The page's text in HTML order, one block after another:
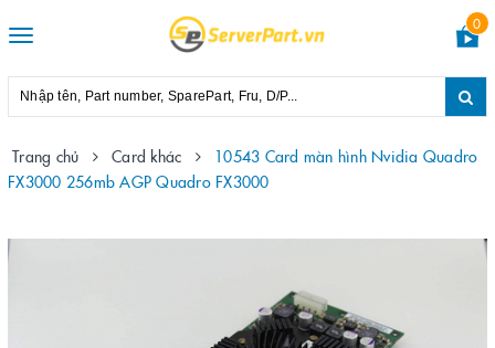
Toggle
0
Trang chủ Card khác
10543 Card màn hình Nvidia Quadro
FX3000 256mb AGP Quadro FX3000